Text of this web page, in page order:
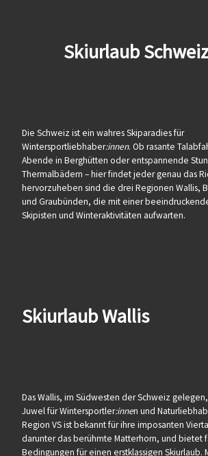
Skiurlaub
Die Schweiz ist ein wahres Skiparadies für
Wintersportliebhaber:innen. Ob rasante
Abende in Berghütten oder entspannende
Thermalbädern – hier findet jeder genau das
hervorzuheben sind die drei Regionen Wallis,
und Graubünden, die mit einer
Skipisten und Winteraktivitäten aufwarten.
Skiurlaub Wallis
Das Wallis, im Südwesten der Schweiz
Juwel für Wintersportler:innen und
Region VS ist bekannt für ihre imposanten
darunter das berühmte Matterhorn, und bietet
Bedingungen für einen erstklassigen Skiurlaub.